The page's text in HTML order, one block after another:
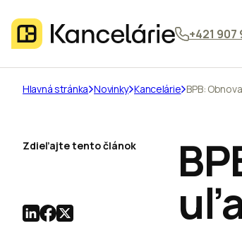
+421 907
Hlavná stránka Novinky Kancelárie BPB:
Zdieľajte tento článok